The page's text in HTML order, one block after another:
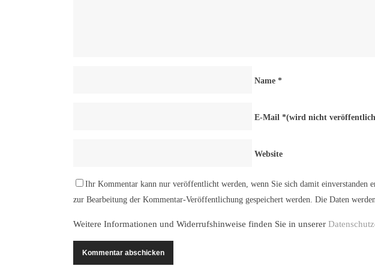
Name *
E-Mail *(wird nicht
Website
Ihr Kommentar kann nur veröffentlicht werden, wenn Sie sich damit einverstanden
zur Bearbeitung der Kommentar-Veröffentlichung gespeichert werden. Die Daten
Weitere Informationen und Widerrufshinweise finden Sie in unserer